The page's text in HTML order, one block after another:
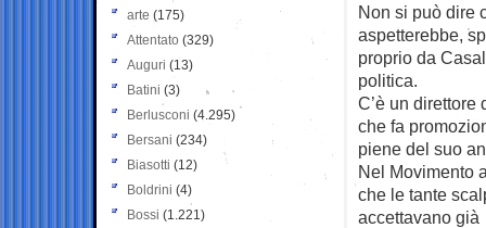
Non si può dire
aspetterebbe,
proprio da
politica.
C’è un direttore
che fa
piene del suo
Nel Movimento
che le tante
accettavano già
arte (175)
Attentato (329)
Auguri (13)
Batini (3)
Berlusconi (4.295)
Bersani (234)
Biasotti (12)
Boldrini (4)
Bossi (1.221)